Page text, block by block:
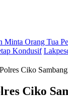
Orang Tua
Kondusif
Ciko
Ciko